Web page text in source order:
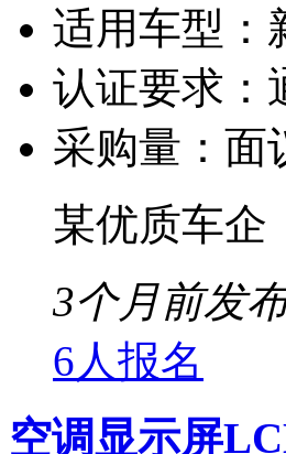
适用车型：
认证要求：
采购量： 面
某优质车企
3个月前发
6人报名
空调显示屏